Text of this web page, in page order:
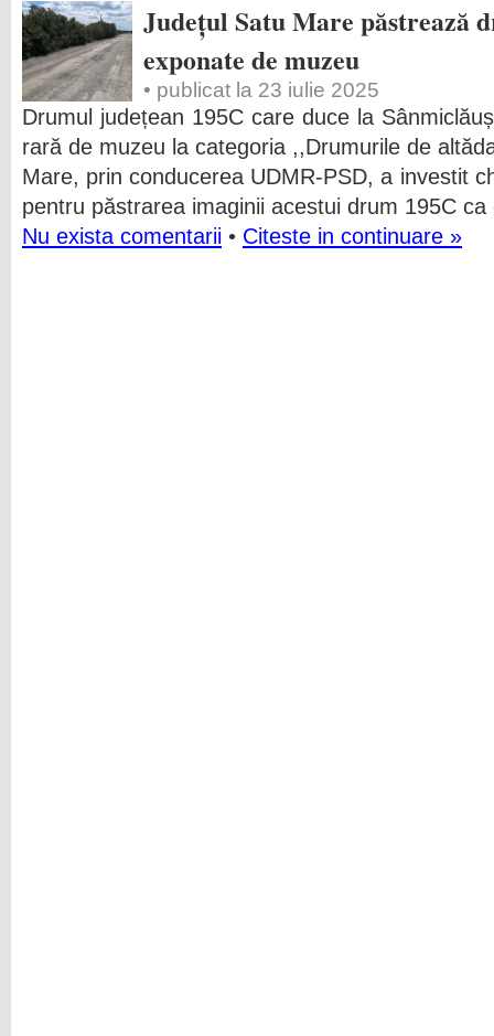
Județul Satu Mare păstrează
exponate de muzeu
• publicat la 23 iulie 2025
Drumul județean 195C care duce la
rară de muzeu la categoria ,,Drumurile de
Mare, prin conducerea UDMR-PSD, a investit
pentru păstrarea imaginii acestui drum 195C
Nu exista comentarii • Citeste in continuare »